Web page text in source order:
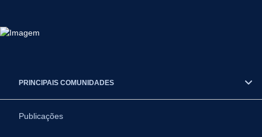
PRINCIPAIS COMUNIDADES
Publicações